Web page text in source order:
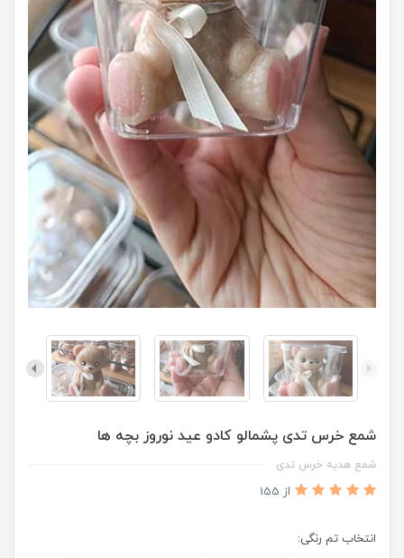
شمع خرس تدی پشمالو کادو عید نوروز بچه ها
شمع هدیه خرس تدی
از 155
انتخاب تم رنگی: